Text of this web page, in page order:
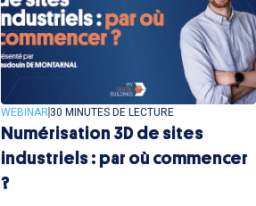
WEBINAR 30 MINUTES DE LECTURE
Numérisation 3D de sites
industriels : par où commencer
?